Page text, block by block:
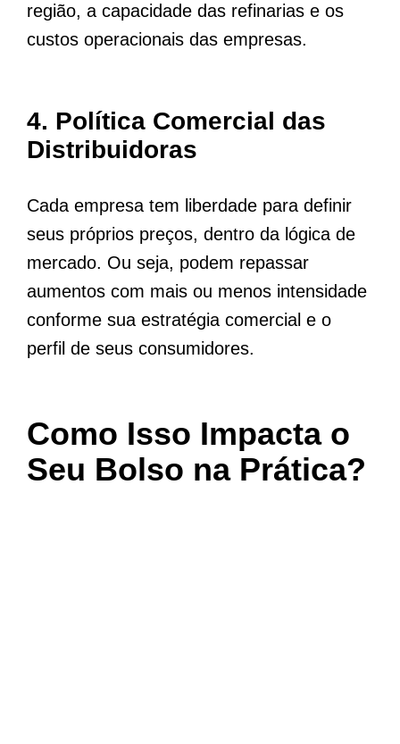
região, a capacidade das refinarias e os
custos operacionais das empresas.
4. Política Comercial das
Distribuidoras
Cada empresa tem liberdade para definir
seus próprios preços, dentro da lógica de
mercado. Ou seja, podem repassar
aumentos com mais ou menos intensidade
conforme sua estratégia comercial e o
perfil de seus consumidores.
Como Isso Impacta o
Seu Bolso na Prática?